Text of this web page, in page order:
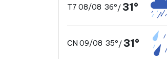
T7 08/08 36°/31°
CN 09/08 35°/31°